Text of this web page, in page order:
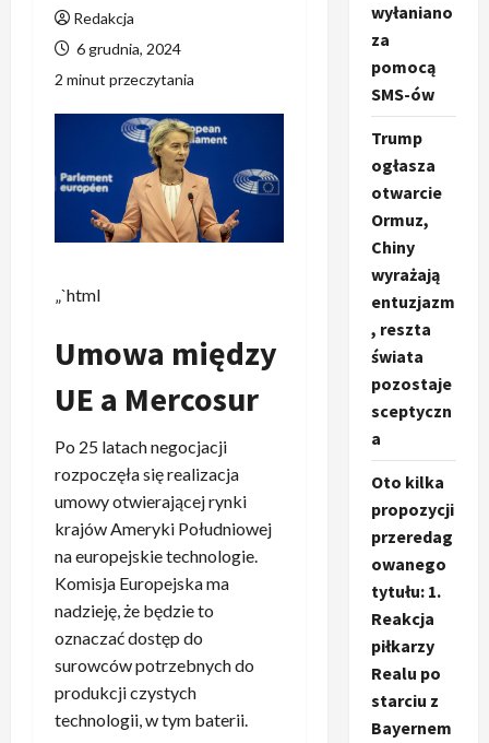
Redakcja
6 grudnia, 2024
2 minut przeczytania
„`html
Umowa między
UE a Mercosur
Po 25 latach negocjacji
rozpoczęła się realizacja
umowy otwierającej rynki
krajów Ameryki Południowej
na europejskie technologie.
Komisja Europejska ma
nadzieję, że będzie to
oznaczać dostęp do
surowców potrzebnych do
produkcji czystych
technologii, w tym baterii.
wyłaniano
za
pomocą
SMS-ów
Trump
ogłasza
otwarcie
Ormuz,
Chiny
wyrażają
entuzjazm
, reszta
świata
pozostaje
sceptyczn
a
Oto kilka
propozycji
przeredag
owanego
tytułu: 1.
Reakcja
piłkarzy
Realu po
starciu z
Bayernem